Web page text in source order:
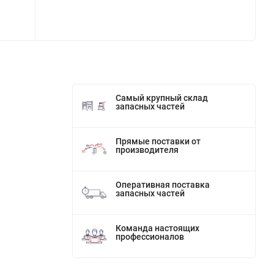
Самый крупный склад
запасных частей
Прямые поставки от
производителя
Оперативная поставка
запасных частей
Команда настоящих
профессионалов